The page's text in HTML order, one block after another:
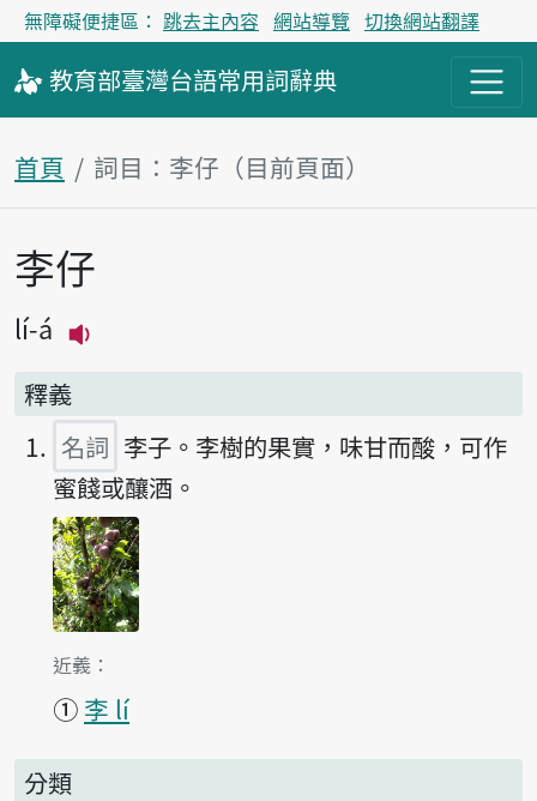
無障礙便捷區： 跳去主內容 網站導覽 切換網站翻譯
教育部臺灣台語常用詞辭典
首頁 詞目：李仔（目前頁面）
主內容區塊
李仔
lí-á
釋義
名詞 李子。李樹的果實，味甘而酸，可作
蜜餞或釀酒。
第1項釋義的
近義：
① 李 lí
分類